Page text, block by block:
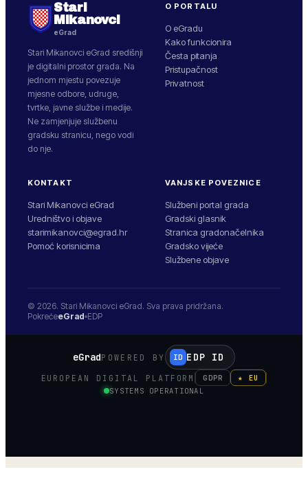
Stari
Mikanovci
eGrad
Stari Mikanovci eGrad središnji
je digitalni prostor grada. Na
jednom mjestu povezuje
mjesne odbore, udruge,
tvrtke, javne službe i medije.
Ne zamjenjuje službenu
gradsku stranicu, nego vodi
do nje.
O PORTALU
O eGradu
Kako funkcionira
Česta pitanja
Pristupačnost
Privatnost
KONTAKT
Stari Mikanovci eGrad
Uredništvo i objave
starimikanovci@egrad.hr
Pomoć korisnicima
VANJSKE POVEZNICE
Službeni portal grada
Gradski glasnik
Stranica gradonačelnika
Gradsko vijeće
Službene objave
© 2026. Stari Mikanovci eGrad. Sva prava pridržana.
PokrećeeGrad EDP
eGradPOWERED BY ID EDP ID
EUROPEAN DIGITAL PLATFORM GDPR
★ EU
SYSTEMS OPERATIONAL